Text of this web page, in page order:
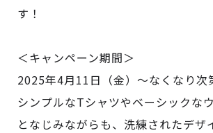
す！
＜キャンペーン期間＞
2025年4月11日（金）〜なくなり次
シンプルなTシャツやベーシックな
となじみながらも、洗練されたデザ